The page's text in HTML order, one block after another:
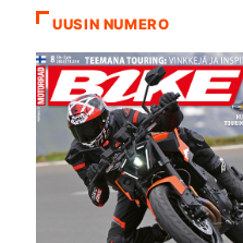
UUSIN NUMERO